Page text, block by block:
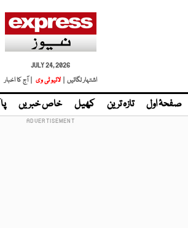
JULY 24, 2026
اشتہار لگائیں |
لائیو ٹی وی | آج کا اخبار
صفحۂ اول تازہ ترین کھیل خاص خبریں